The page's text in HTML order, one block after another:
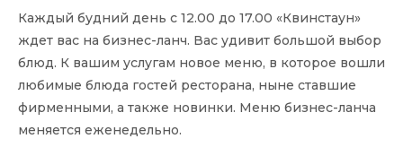
Каждый будний день с 12.00 до 17.00 «Квинстаун»
ждет вас на бизнес-ланч. Вас удивит большой выбор
блюд. К вашим услугам новое меню, в которое вошли
любимые блюда гостей ресторана, ныне ставшие
фирменными, а также новинки. Меню бизнес-ланча
меняется еженедельно.